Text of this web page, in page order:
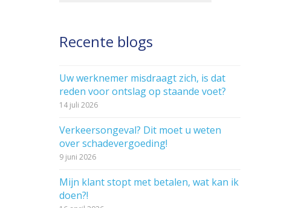
Recente blogs
Uw werknemer misdraagt zich, is dat
reden voor ontslag op staande voet?
14 juli 2026
Verkeersongeval? Dit moet u weten
over schadevergoeding!
9 juni 2026
Mijn klant stopt met betalen, wat kan ik
doen?!